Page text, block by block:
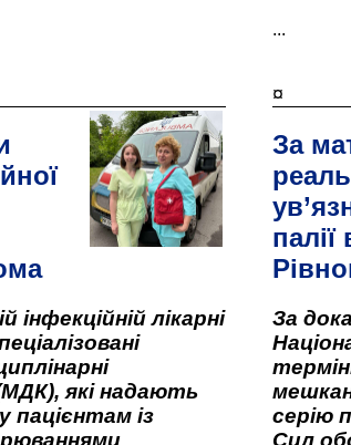
...
інфекційній лікарні
які надають
пацієнтам із
¤
За
За
серію
Сил